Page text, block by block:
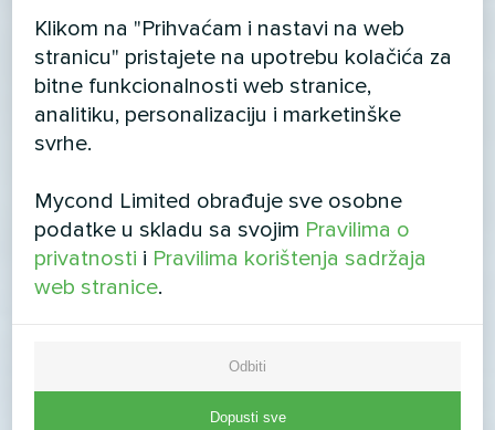
Klikom na "Prihvaćam i nastavi na web
stranicu" pristajete na upotrebu kolačića za
bitne funkcionalnosti web stranice,
analitiku, personalizaciju i marketinške
svrhe.
Mycond Limited obrađuje sve osobne
podatke u skladu sa svojim Pravilima o
privatnosti i Pravilima korištenja sadržaja
web stranice.
Odbiti
Dopusti sve